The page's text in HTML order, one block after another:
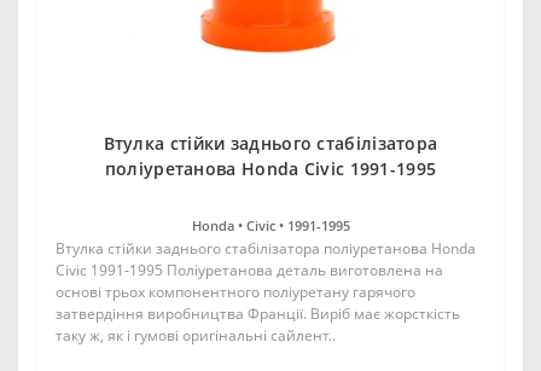
Втулка стійки заднього стабілізатора
поліуретанова Honda Civic 1991-1995
Honda • Civic • 1991-1995
Втулка стійки заднього стабілізатора поліуретанова Honda
Civic 1991-1995 Поліуретанова деталь виготовлена на
основі трьох компонентного поліуретану гарячого
затвердіння виробництва Франції. Виріб має жорсткість
таку ж, як і гумові оригінальні сайлент..